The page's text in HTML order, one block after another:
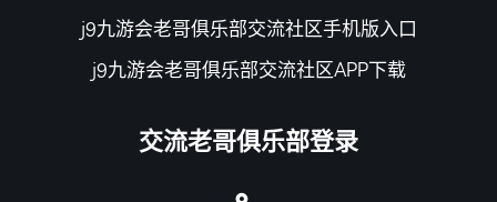
j9九游会老哥俱乐部交流社区手机版入口
j9九游会老哥俱乐部交流社区APP下载
交流老哥俱乐部登录